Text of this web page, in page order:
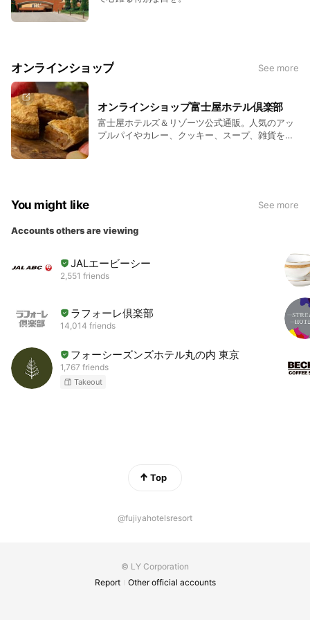
オンラインショップ See more
オンラインショップ富士屋ホテル倶楽部
富士屋ホテルズ＆リゾーツ公式通販。人気のアッ
プルパイやカレー、クッキー、スープ、雑貨をご
You might like See more
Accounts others are viewing
JALエービーシー
2,551 friends
ラフォーレ倶楽部
14,014 friends
フォーシーズンズホテル丸の内 東京
1,767 friends
Takeout
Top
@fujiyahotelsresort
© LY Corporation
Report
Other official accounts